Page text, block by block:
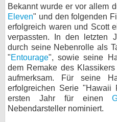
Bekannt wurde er vor allem
Eleven" und den folgenden
erfolgreich waren und Scott
verpassten. In den letzten
durch seine Nebenrolle als
"Entourage", sowie seine
dem Remake des
aufmerksam. Für seine
erfolgreichen Serie
ersten Jahr für einen
Nebendarsteller nominiert.